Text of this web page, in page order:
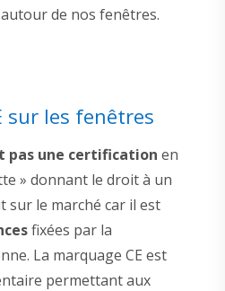
de nos fenêtres.
sur les fenêtres
pas une certification en
» donnant le droit à un
sur le marché car il est
fixées par la
La marquage CE est
permettant aux